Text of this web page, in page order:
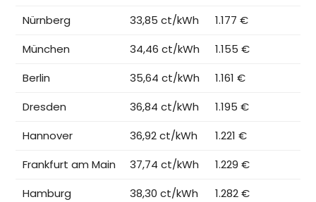
Nürnberg
33,85 ct/kWh
1.177 €
München
34,46 ct/kWh
1.155 €
Berlin
35,64 ct/kWh
1.161 €
Dresden
36,84 ct/kWh
1.195 €
Hannover
36,92 ct/kWh
1.221 €
Frankfurt am Main
37,74 ct/kWh
1.229 €
Hamburg
38,30 ct/kWh
1.282 €